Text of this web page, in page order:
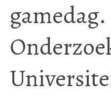
gamedag.